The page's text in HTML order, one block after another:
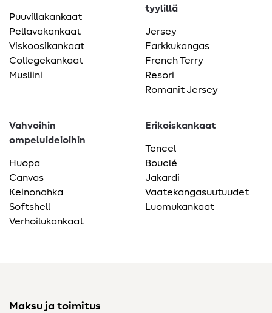
Puuvillakankaat
Pellavakankaat
Viskoosikankaat
Collegekankaat
Musliini
tyylillä
Jersey
Farkkukangas
French Terry
Resori
Romanit Jersey
Vahvoihin
ompeluideioihin
Huopa
Canvas
Keinonahka
Softshell
Verhoilukankaat
Erikoiskankaat
Tencel
Bouclé
Jakardi
Vaatekangasuutuudet
Luomukankaat
Maksu ja toimitus